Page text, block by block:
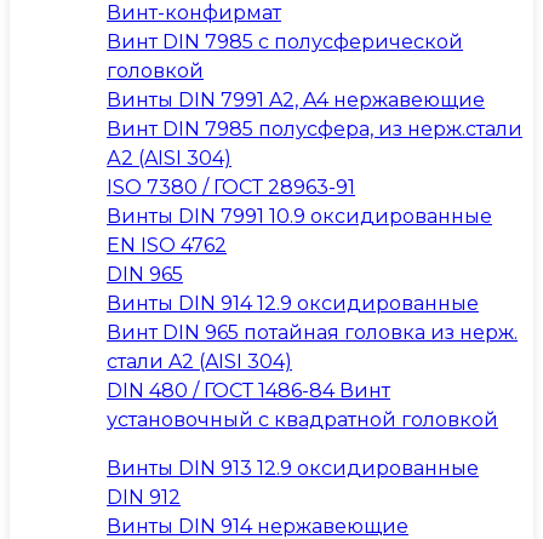
Винт-конфирмат
Винт DIN 7985 с полусферической
головкой
Винты DIN 7991 A2, A4 нержавеющие
Винт DIN 7985 полусфера, из нерж.стали
А2 (AISI 304)
ISO 7380 / ГОСТ 28963-91
Винты DIN 7991 10.9 оксидированные
EN ISO 4762
DIN 965
Винты DIN 914 12.9 оксидированные
Винт DIN 965 потайная головка из нерж.
стали A2 (AISI 304)
DIN 480 / ГОСТ 1486-84 Винт
установочный с квадратной головкой
Винты DIN 913 12.9 оксидированные
DIN 912
Винты DIN 914 нержавеющие